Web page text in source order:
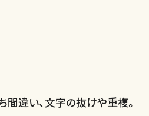
違い、文字の抜けや重複。